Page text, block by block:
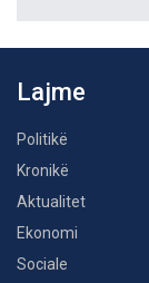
Lajme
Politikë
Kronikë
Aktualitet
Ekonomi
Sociale